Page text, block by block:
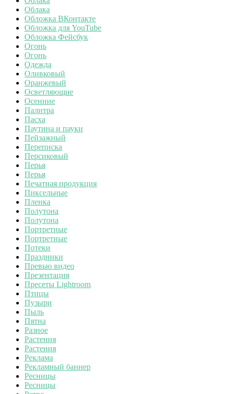
Облака
Обложка ВКонтакте
Обложка для YouTube
Обложка Фейсбук
Огонь
Огонь
Одежда
Оливковый
Оранжевый
Осветляющие
Осенние
Палитра
Пасха
Паутина и пауки
Пейзажный
Переписка
Персиковый
Перья
Перья
Печатная продукция
Пиксельные
Пленка
Полутона
Полутона
Портретные
Портретные
Потеки
Праздники
Превью видео
Презентация
Пресеты Lightroom
Птицы
Пузыри
Пыль
Пятна
Разное
Растения
Растения
Реклама
Рекламный баннер
Ресницы
Ресницы